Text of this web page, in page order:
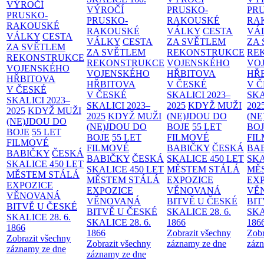
VÝROČÍ
PRUSKO-
RAKOUSKÉ
VÁLKY CESTA
ZA SVĚTLEM
REKONSTRUKCE
VOJENSKÉHO
HŘBITOVA
V ČESKÉ
SKALICI 2023–
2025 KDYŽ MUŽI
(NE)JDOU DO
BOJE 55 LET
FILMOVÉ
BABIČKY ČESKÁ
SKALICE 450 LET
MĚSTEM STÁLÁ
EXPOZICE
VĚNOVANÁ
BITVĚ U ČESKÉ
SKALICE 28. 6.
1866
Zobrazit všechny
záznamy ze dne
VÝROČÍ
PRUSKO-
RAKOUSKÉ
VÁLKY CESTA
ZA SVĚTLEM
REKONSTRUKCE
VOJENSKÉHO
HŘBITOVA
V ČESKÉ
SKALICI 2023–
2025 KDYŽ MUŽI
(NE)JDOU DO
BOJE 55 LET
FILMOVÉ
BABIČKY ČESKÁ
SKALICE 450 LET
MĚSTEM STÁLÁ
EXPOZICE
VĚNOVANÁ
BITVĚ U ČESKÉ
SKALICE 28. 6.
1866
Zobrazit všechny
záznamy ze dne
PRUSKO-
RAKOUSKÉ
VÁLKY CESTA
ZA SVĚTLEM
REKONSTRUKCE
VOJENSKÉHO
HŘBITOVA
V ČESKÉ
SKALICI 2023–
2025 KDYŽ MUŽI
(NE)JDOU DO
BOJE 55 LET
FILMOVÉ
BABIČKY ČESKÁ
SKALICE 450 LET
MĚSTEM STÁLÁ
EXPOZICE
VĚNOVANÁ
BITVĚ U ČESKÉ
SKALICE 28. 6.
1866
Zobrazit všechny
záznamy ze dne
ZA
V